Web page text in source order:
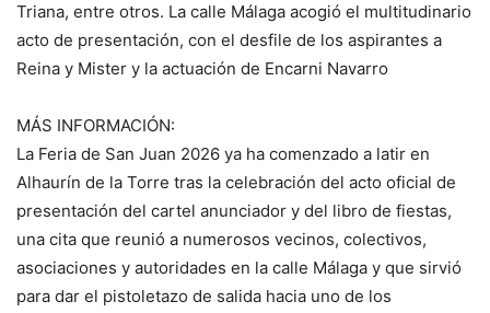
Triana, entre otros. La calle Málaga acogió el multitudinario
acto de presentación, con el desfile de los aspirantes a
Reina y Mister y la actuación de Encarni Navarro
MÁS INFORMACIÓN:
La Feria de San Juan 2026 ya ha comenzado a latir en
Alhaurín de la Torre tras la celebración del acto oficial de
presentación del cartel anunciador y del libro de fiestas,
una cita que reunió a numerosos vecinos, colectivos,
asociaciones y autoridades en la calle Málaga y que sirvió
para dar el pistoletazo de salida hacia uno de los